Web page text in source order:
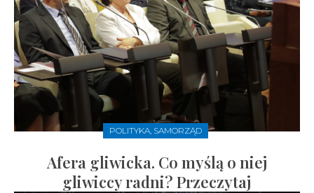
POLITYKA, SAMORZĄD
Afera gliwicka. Co myślą o niej
gliwiccy radni? Przeczytaj